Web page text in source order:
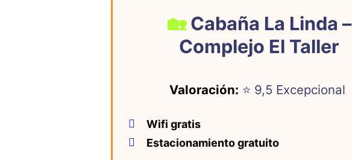
pCabaña La Linda –
Complejo El Taller
Valoración: ⭐ 9,5 Excepcional
Wifi gratis
Estacionamiento gratuito